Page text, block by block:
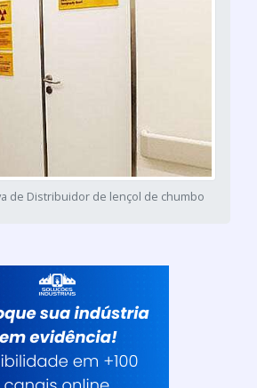
de Distribuidor de lençol de chumbo